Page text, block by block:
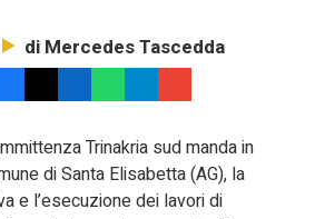
di Mercedes Tascedda
Trinakria sud manda in
di Santa Elisabetta (AG), la
e l’esecuzione dei lavori di